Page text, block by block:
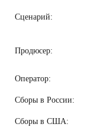
Сценарий:
Продюсер:
Оператор:
Сборы в России:
Сборы в США: